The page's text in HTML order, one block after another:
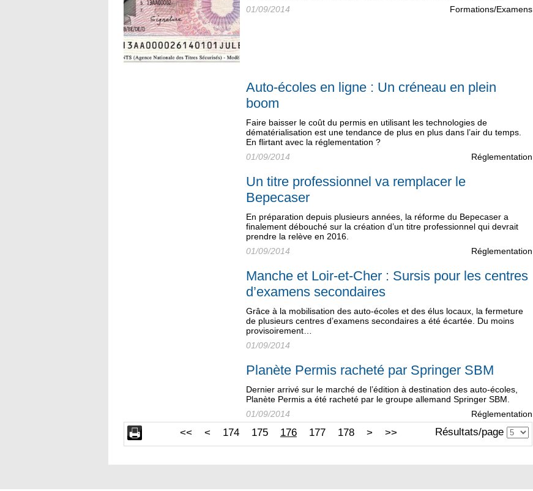
01/09/2014
Formations/Examens
Auto-écoles en ligne : Un créneau en plein
boom
Faire baisser le coût du permis en utilisant les technologies de
dématérialisation est une tendance de plus en plus dans l’air du temps.
En flirtant avec la réglementation ?
01/09/2014
Réglementation
Un titre professionnel va remplacer le
Bepecaser
En préparation depuis plusieurs années, la réforme du Bepecaser a
finalement débouché sur la création d’un titre professionnel qui devrait
prendre la relève en 2016.
01/09/2014
Réglementation
Manche et Loir-et-Cher : Sursis pour les centres
d’examens secondaires
Grâce à la mobilisation des auto-écoles et des élus locaux, la fermeture
de plusieurs centres d’examens secondaires a été écartée. Du moins
provisoirement…
01/09/2014
Planète Permis racheté par Springer SBM
Dernier arrivé sur le marché de l’édition à destination des auto-écoles,
Planète Permis a été racheté par le groupe allemand Springer SBM.
01/09/2014
Réglementation
Résultats/page
<< < 174 175 176 177 178 > >>